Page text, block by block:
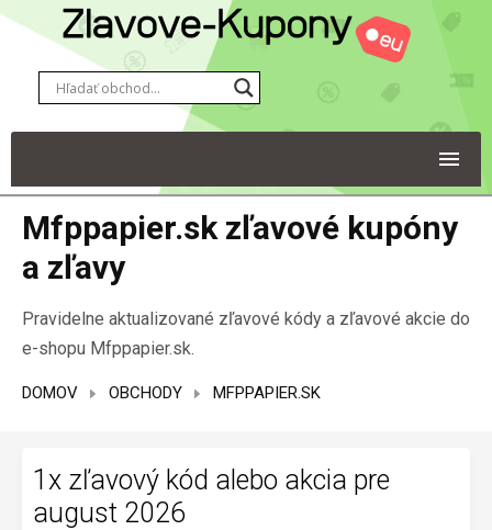
Mfppapier.sk zľavové kupóny
a zľavy
Pravidelne aktualizované zľavové kódy a zľavové akcie do
e-shopu Mfppapier.sk.
DOMOV OBCHODY MFPPAPIER.SK
1x zľavový kód alebo akcia pre
august 2026